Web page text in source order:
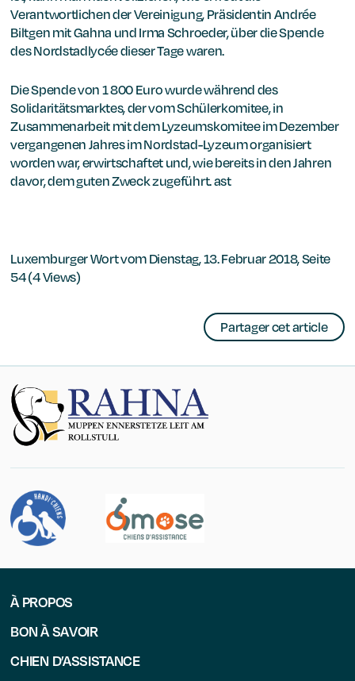
Verantwortlichen der Vereinigung, Präsidentin Andrée
Biltgen mit Gahna und Irma Schroeder, über die Spende
des Nordstadlycée dieser Tage waren.
Die Spende von 1 800 Euro wurde während des
Solidaritätsmarktes, der vom Schülerkomitee, in
Zusammenarbeit mit dem Lyzeumskomitee im Dezember
vergangenen Jahres im Nordstad-Lyzeum organisiert
worden war, erwirtschaftet und, wie bereits in den Jahren
davor, dem guten Zweck zugeführt. ast
Luxemburger Wort vom Dienstag, 13. Februar 2018, Seite
54 (4 Views)
Partager cet article
À PROPOS
BON À SAVOIR
CHIEN D’ASSISTANCE